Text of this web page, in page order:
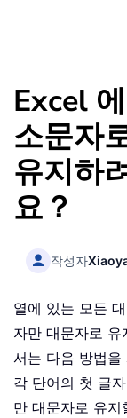
Excel
소문자
유지하
요？
작성자
열에 있는 모든
자만 대문자로
서는 다음 방법을
각 단어의 첫 글
만 대문자로 유지